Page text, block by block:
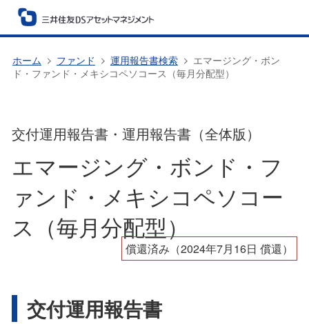
ホーム ファンド 運用報告書検索
エマージング・ボン
ド・ファンド・メキシコペソコース（毎月分配型）
交付運用報告書・運用報告書（全体版）
エマージング・ボンド・フ
ァンド・メキシコペソコー
ス（毎月分配型）
償還済み（2024年7月16日 償還）
交付運用報告書